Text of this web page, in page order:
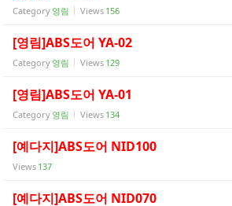
Category 영림 Views 156
[영림]ABS도어 YA-02
Category 영림 Views 129
[영림]ABS도어 YA-01
Category 영림 Views 134
[예다지]ABS도어 NID100
Views 137
[예다지]ABS도어 NID070
고객센터